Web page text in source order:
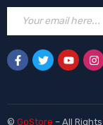
© GoStore – All